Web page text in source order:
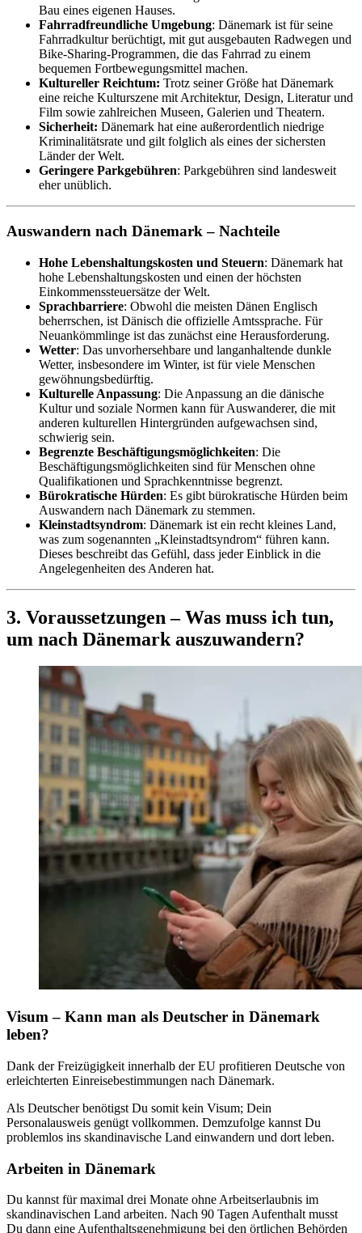
Bau eines eigenen Hauses.
Fahrradfreundliche Umgebung: Dänemark ist für seine
Fahrradkultur berüchtigt, mit gut ausgebauten Radwegen und
Bike-Sharing-Programmen, die das Fahrrad zu einem
bequemen Fortbewegungsmittel machen.
Kultureller Reichtum: Trotz seiner Größe hat Dänemark
eine reiche Kulturszene mit Architektur, Design, Literatur und
Film sowie zahlreichen Museen, Galerien und Theatern.
Sicherheit: Dänemark hat eine außerordentlich niedrige
Kriminalitätsrate und gilt folglich als eines der sichersten
Länder der Welt.
Geringere Parkgebühren: Parkgebühren sind landesweit
eher unüblich.
Auswandern nach Dänemark – Nachteile
Hohe Lebenshaltungskosten und Steuern: Dänemark hat
hohe Lebenshaltungskosten und einen der höchsten
Einkommenssteuersätze der Welt.
Sprachbarriere: Obwohl die meisten Dänen Englisch
beherrschen, ist Dänisch die offizielle Amtssprache. Für
Neuankömmlinge ist das zunächst eine Herausforderung.
Wetter: Das unvorhersehbare und langanhaltende dunkle
Wetter, insbesondere im Winter, ist für viele Menschen
gewöhnungsbedürftig.
Kulturelle Anpassung: Die Anpassung an die dänische
Kultur und soziale Normen kann für Auswanderer, die mit
anderen kulturellen Hintergründen aufgewachsen sind,
schwierig sein.
Begrenzte Beschäftigungsmöglichkeiten: Die
Beschäftigungsmöglichkeiten sind für Menschen ohne
Qualifikationen und Sprachkenntnisse begrenzt.
Bürokratische Hürden: Es gibt bürokratische Hürden beim
Auswandern nach Dänemark zu stemmen.
Kleinstadtsyndrom: Dänemark ist ein recht kleines Land,
was zum sogenannten „Kleinstadtsyndrom“ führen kann.
Dieses beschreibt das Gefühl, dass jeder Einblick in die
Angelegenheiten des Anderen hat.
3. Voraussetzungen – Was muss ich tun,
um nach Dänemark auszuwandern?
Visum – Kann man als Deutscher in Dänemark
leben?
Dank der Freizügigkeit innerhalb der EU profitieren Deutsche von
erleichterten Einreisebestimmungen nach Dänemark.
Als Deutscher benötigst Du somit kein Visum; Dein
Personalausweis genügt vollkommen. Demzufolge kannst Du
problemlos ins skandinavische Land einwandern und dort leben.
Arbeiten in Dänemark
Du kannst für maximal drei Monate ohne Arbeitserlaubnis im
skandinavischen Land arbeiten. Nach 90 Tagen Aufenthalt musst
Du dann eine Aufenthaltsgenehmigung bei den örtlichen Behörden